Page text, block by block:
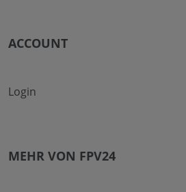
ACCOUNT
Login
MEHR VON FPV24